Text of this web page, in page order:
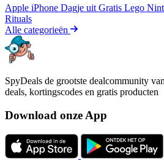
Apple iPhone Dagje uit Gratis Lego
Rituals
Alle categorieën
SpyDeals de grootste dealcommunity
deals, kortingscodes en gratis producten
Download onze App